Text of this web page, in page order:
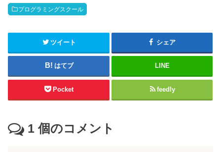
プログラミングスクール
ツイート シェア
はてブ LINE
Pocket feedly
1 個のコメント